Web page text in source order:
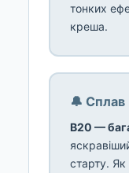
тонких
креша.
🔔 Сплав
B20 —
старту.